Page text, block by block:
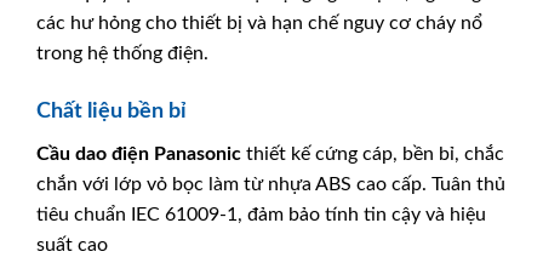
các hư hỏng cho thiết bị và hạn chế nguy cơ cháy nổ
trong hệ thống điện.
Chất liệu bền bỉ
Cầu dao điện Panasonic thiết kế cứng cáp, bền bỉ, chắc
chắn với lớp vỏ bọc làm từ nhựa ABS cao cấp. Tuân thủ
tiêu chuẩn IEC 61009-1, đảm bảo tính tin cậy và hiệu
suất cao